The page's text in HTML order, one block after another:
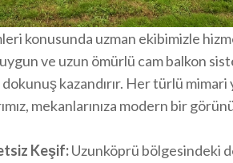
konusunda uzman ekibimizle
ve uzun ömürlü cam balkon
kazandırır. Her türlü mimari
mekanlarınıza modern bir
Keşif:Uzunköprü bölgesindeki